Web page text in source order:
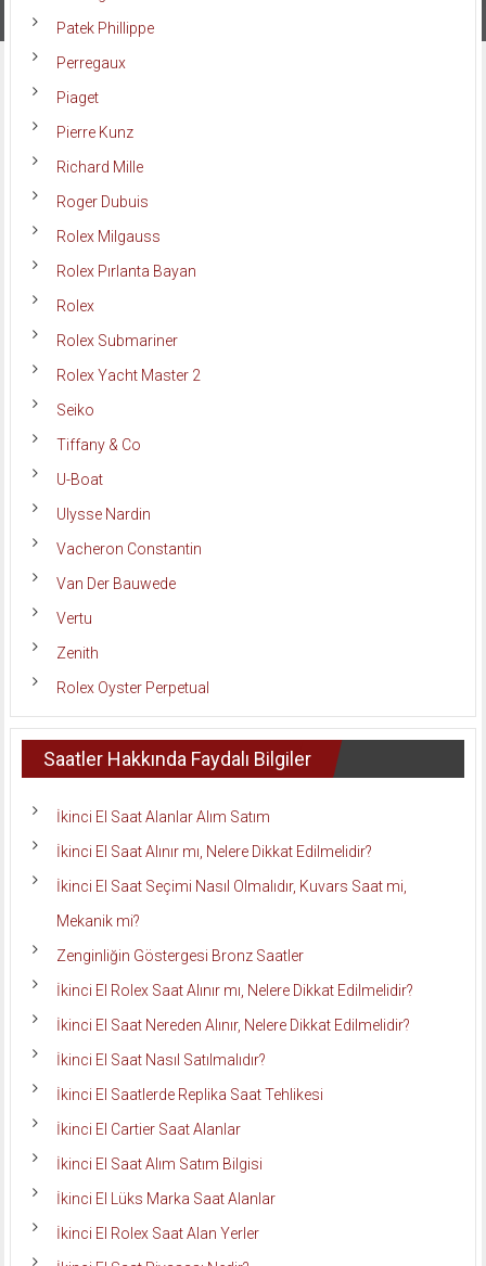
Patek Phillippe
Perregaux
Piaget
Pierre Kunz
Richard Mille
Roger Dubuis
Rolex Milgauss
Rolex Pırlanta Bayan
Rolex
Rolex Submariner
Rolex Yacht Master 2
Seiko
Tiffany & Co
U-Boat
Ulysse Nardin
Vacheron Constantin
Van Der Bauwede
Vertu
Zenith
Rolex Oyster Perpetual
Saatler Hakkında Faydalı Bilgiler
İkinci El Saat Alanlar Alım Satım
İkinci El Saat Alınır mı, Nelere Dikkat Edilmelidir?
İkinci El Saat Seçimi Nasıl Olmalıdır, Kuvars Saat mi,
Mekanik mi?
Zenginliğin Göstergesi Bronz Saatler
İkinci El Rolex Saat Alınır mı, Nelere Dikkat Edilmelidir?
İkinci El Saat Nereden Alınır, Nelere Dikkat Edilmelidir?
İkinci El Saat Nasıl Satılmalıdır?
İkinci El Saatlerde Replika Saat Tehlikesi
İkinci El Cartier Saat Alanlar
İkinci El Saat Alım Satım Bilgisi
İkinci El Lüks Marka Saat Alanlar
İkinci El Rolex Saat Alan Yerler